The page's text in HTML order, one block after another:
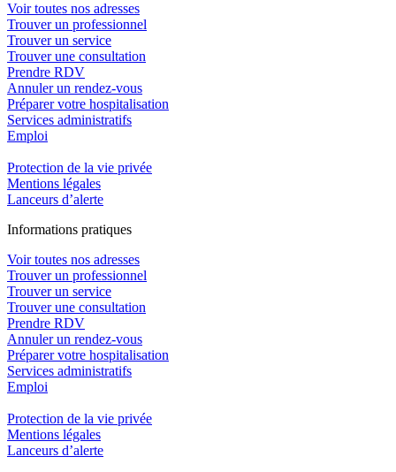
Voir toutes nos adresses
Trouver un professionnel
Trouver un service
Trouver une consultation
Prendre RDV
Annuler un rendez-vous
Préparer votre hospitalisation
Services administratifs
Emploi​
Protection de la vie privée
Mentions légales
Lanceurs d’alerte
Informations pratiques
Voir toutes nos adresses
Trouver un professionnel
Trouver un service
Trouver une consultation
Prendre RDV
Annuler un rendez-vous
Préparer votre hospitalisation
Services administratifs
Emploi​
Protection de la vie privée
Mentions légales
Lanceurs d’alerte